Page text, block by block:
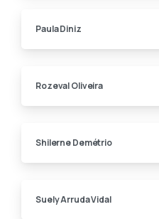
Paula Diniz
Rozeval Oliveira
Shilerne Demétrio
Suely Arruda Vidal